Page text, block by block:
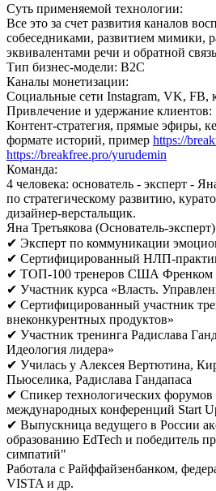
Суть применяемой технологии:
Все это за счет развития каналов
собеседниками, развитием мимики,
эквивалентами речи и обратной
Тип бизнес-модели: B2C
Каналы монетизации:
Социальные сети Instagram, VK, FB,
Привлечение и удержание клиентов:
Контент-стратегия, прямые эфиры,
формате историй, пример https://
https://breakfree.pro/yurudemin
Команда:
4 человека: основатель - эксперт -
по стратегическому развитию,
дизайнер-верстальщик.
Яна Третьякова (Основатель-эксперт)
✔ Эксперт по коммуникации
✔ Сертифицированный НЛП-
✔ ТОП-100 тренеров США Френком
✔ Участник курса «Власть.
✔ Сертифицированный участник
внеконкурентных продуктов»
✔ Участник тренинга Радислава
Идеология лидера»
✔ Училась у Алексея Вертютина,
Пьюселика, Радислава Гандапаса
✔ Спикер технологических форумов
международных конференций Start
✔ Выпускница ведущего в России
образованию EdTech и победитель
симпатий"
Работала с Райффайзенбанком,
VISTA и др.